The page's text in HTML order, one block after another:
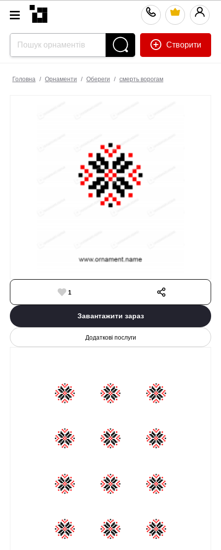
Створити
Головна / Орнаменти / Обереги / смерть ворогам
1
Завантажити зараз
Додаткові послуги